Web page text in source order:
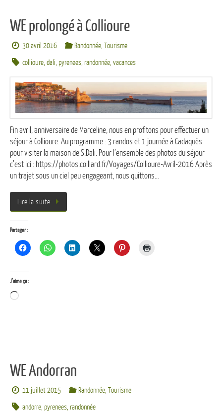
WE prolongé à Collioure
30 avril 2016 Randonnée, Tourisme
collioure,dali, pyrenees,randonnée,vacances
Fin avril, anniversaire de Marceline, nous en profitons pour effectuer un
séjour à Collioure. Au programme : 3 randos et 1 journée à Cadaquès
pour visiter la maison de S.Dali. Pour l’ensemble des photos du séjour
c’est ici : https://photos.coillard.fr/Voyages/Collioure-Avril-2016 Après
un trajet sous un ciel peu engageant, nous quittons…
Lire la suite
Partager :
J’aime ça :
Chargement…
WE Andorran
11 juillet 2015 Randonnée, Tourisme
andorre, pyrenees,randonnée